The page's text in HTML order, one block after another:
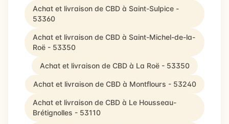
Achat et livraison de CBD à Saint-Sulpice -
53360
Achat et livraison de CBD à Saint-Michel-de-la-
Roë - 53350
Achat et livraison de CBD à La Roë - 53350
Achat et livraison de CBD à Montflours - 53240
Achat et livraison de CBD à Le Housseau-
Brétignolles - 53110